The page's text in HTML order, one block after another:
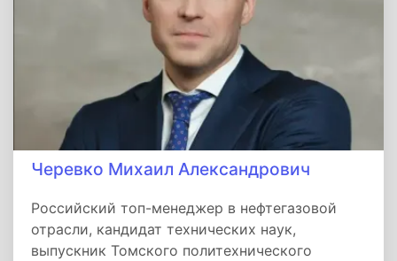
торжественной церемонии награждения
сотрудников предприятия высокими
ведомственными наградами. Продолжает
работу по развитию производства и
социальной инфраструктуры региона.
Черевко Михаил Александрович
Российский топ-менеджер в нефтегазовой
отрасли, кандидат технических наук,
выпускник Томского политехнического